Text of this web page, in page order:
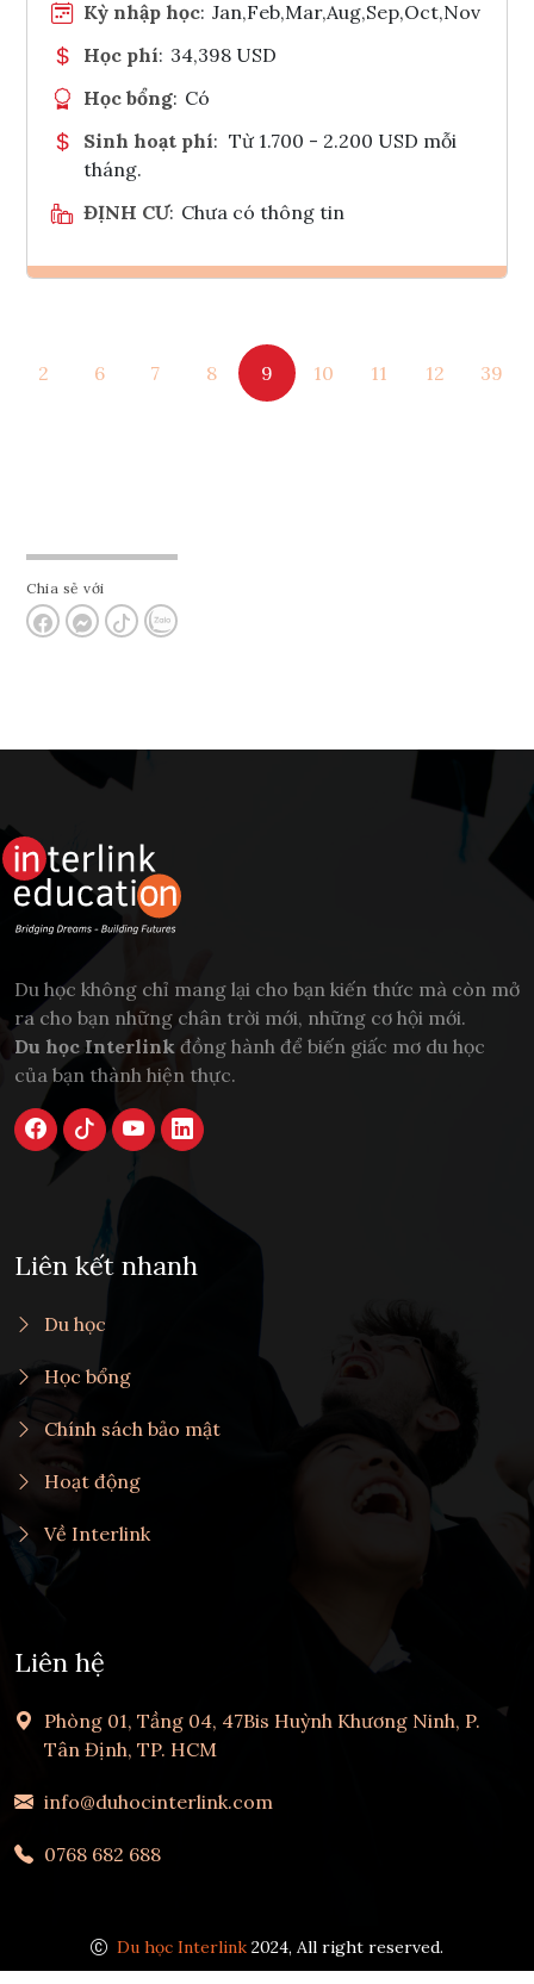
Kỳ nhập học: Jan,Feb,Mar,Aug,Sep,Oct,Nov
Học phí: 34,398 USD
Học bổng: Có
Sinh hoạt phí: Từ 1.700 - 2.200 USD mỗi
tháng.
ĐỊNH CƯ: Chưa có thông tin
Tham vấn Interlink
2 6 7 8 9 10 11 12 39
Chia sẻ với
Du học không chỉ mang lại cho bạn kiến thức mà còn mở
ra cho bạn những chân trời mới, những cơ hội mới.
Du học Interlink đồng hành để biến giấc mơ du học
của bạn thành hiện thực.
Liên kết nhanh
Du học
Học bổng
Chính sách bảo mật
Hoạt động
Về Interlink
Liên hệ
Phòng 01, Tầng 04, 47Bis Huỳnh Khương Ninh, P.
Tân Định, TP. HCM
info@duhocinterlink.com
0768 682 688
Du học Interlink 2024, All right reserved.